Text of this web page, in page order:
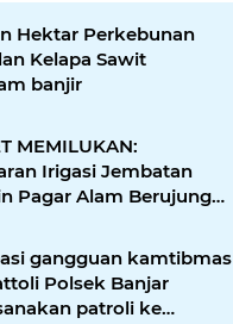
Hektar Perkebunan
Kelapa Sawit
banjir
MEMILUKAN:
Irigasi Jembatan
Pagar Alam Berujung
Bagi Petani
gangguan kamtibmas
Polsek Banjar
patroli ke